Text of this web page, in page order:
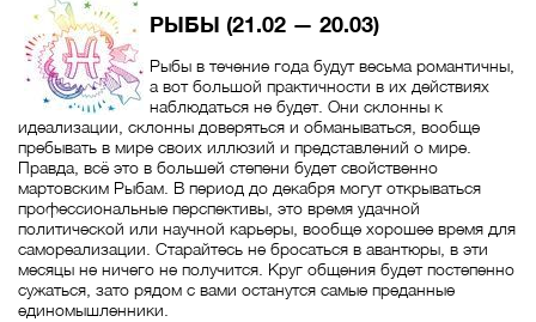
РЫБЫ (21.02 — 20.03)
Рыбы в течение года будут весьма романтичны,
а вот большой практичности в их действиях
наблюдаться не будет. Они склонны к
идеализации, склонны доверяться и обманываться, вообще
пребывать в мире своих иллюзий и представлений о мире.
Правда, всё это в большей степени будет свойственно
мартовским Рыбам. В период до декабря могут открываться
профессиональные перспективы, это время удачной
политической или научной карьеры, вообще хорошее время для
самореализации. Старайтесь не бросаться в авантюры, в эти
месяцы не ничего не получится. Круг общения будет постепенно
сужаться, зато рядом с вами останутся самые преданные
единомышленники.